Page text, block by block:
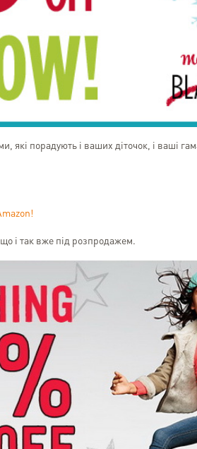
які порадують і ваших діточок, і ваші
і так вже під розпродажем.